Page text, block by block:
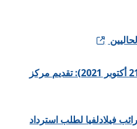
ندوة عامة على الويب (21 أكتوبر 2021): تقديم مركز
لطلب استرداد